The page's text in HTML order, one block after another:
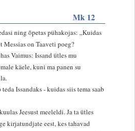
Mk 12
ning õpetas pühakojas: „Kuidas
on Taaveti poeg?
Vaimus: Issand ütles mu
käele, kuni ma panen su
Issandaks - kuidas siis tema saab
Jeesust meeleldi. Ja ta ütles
kirjatundjate eest, kes tahavad